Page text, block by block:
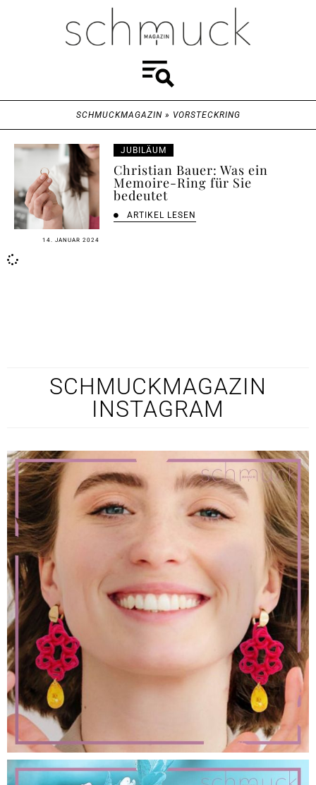
SCHMUCKMAGAZIN» VORSTECKRING
14. JANUAR 2024
JUBILÄUM
Christian Bauer: Was ein
Memoire-Ring für Sie
bedeutet
ARTIKEL LESEN
SCHMUCKMAGAZIN
INSTAGRAM